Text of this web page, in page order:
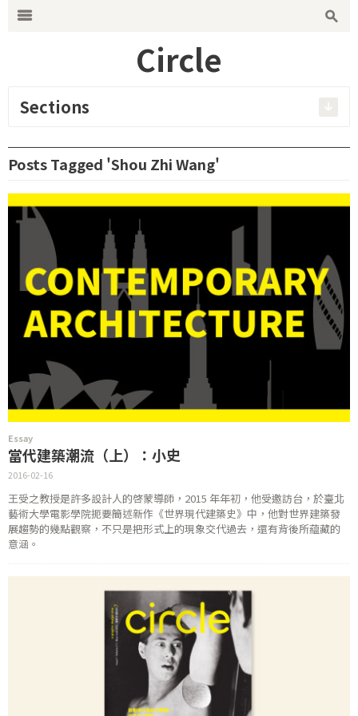
s
m
Circle
Sections
Posts Tagged 'Shou Zhi Wang'
Essay
當代建築潮流（上）：小史
2016-02-16
王受之教授是許多設計人的啓蒙導師，2015 年年初，他受邀訪台，於臺北
藝術大學電影學院扼要簡述新作《世界現代建築史》中，他對世界建築發
展趨勢的幾點觀察，不只是把形式上的現象交代過去，還有背後所藴藏的
意涵。